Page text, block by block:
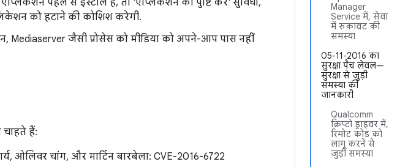
Manager
Service में, सेवा
में रुकावट की
समस्या
05-11-2016 का
सुरक्षा पैच लेवल—
सुरक्षा से जुड़ी
समस्या की
जानकारी
Qualcomm
क्रिप्टो ड्राइवर में,
रिमोट कोड को
लागू करने से
जुड़ी समस्या
पहले से इंस्टॉल है, तो 'ऐप्लिकेशन की पुष्टि करें' सुविधा,
को हटाने की कोशिश करेगी.
Mediaserver जैसी प्रोसेस को मीडिया को अपने-आप पास नहीं
चाहते हैं:
ओलिवर चांग, और मार्टिन बारबेला: CVE-2016-6722